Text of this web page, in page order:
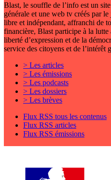
Blast, le souffle de l’info est un
générale et une web tv créés par
libre et indépendant, affranchi de
financière, Blast participe à la
liberté d’expression et de la
service des citoyens et de l’intérêt
> Les articles
> Les émissions
> Les podcasts
> Les dossiers
> Les brèves
Flux RSS tous les contenus
Flux RSS articles
Flux RSS émissions